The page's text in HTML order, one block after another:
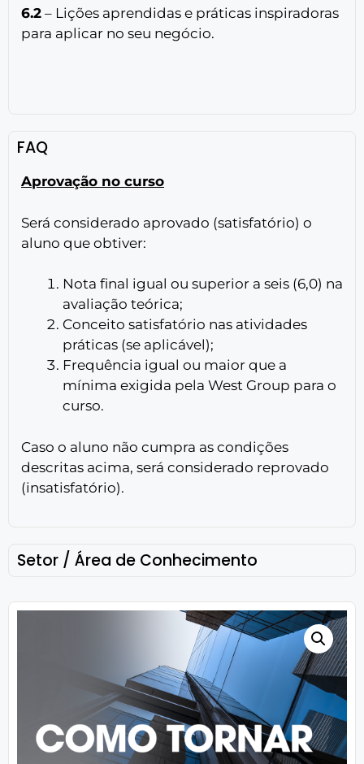
6.2 – Lições aprendidas e práticas inspiradoras
para aplicar no seu negócio.
FAQ
Aprovação no curso
Será considerado aprovado (satisfatório) o
aluno que obtiver:
Nota final igual ou superior a seis (6,0) na
avaliação teórica;
Conceito satisfatório nas atividades
práticas (se aplicável);
Frequência igual ou maior que a
mínima exigida pela West Group para o
curso.
Caso o aluno não cumpra as condições
descritas acima, será considerado reprovado
(insatisfatório).
Setor / Área de Conhecimento